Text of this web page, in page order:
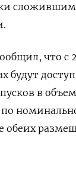
что с
будут
в
обеих